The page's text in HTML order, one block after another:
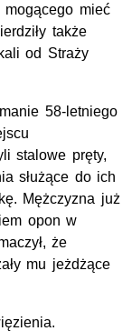
mogącego mieć
także
od Straży
58-letniego
stalowe pręty,
służące do ich
Mężczyzna już
opon w
że
mu jeżdżące